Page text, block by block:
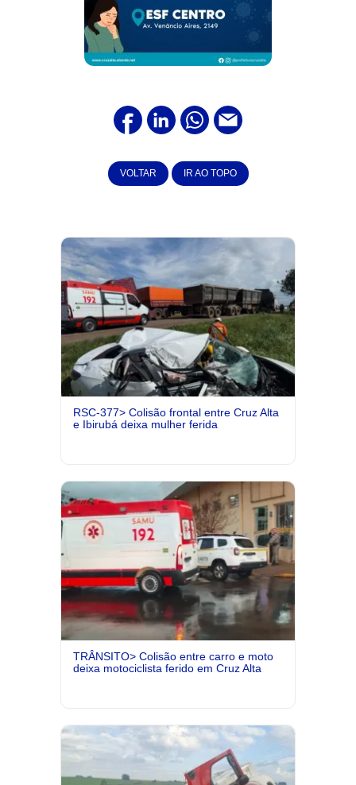
VOLTAR IR AO TOPO
RSC-377> Colisão frontal entre Cruz Alta
e Ibirubá deixa mulher ferida
TRÂNSITO> Colisão entre carro e moto
deixa motociclista ferido em Cruz Alta